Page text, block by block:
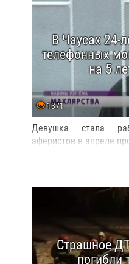
В Чаусах 24-
телефонных
на 5
1371
Девушка стала
аферистов в апреле
Страшное
погибли